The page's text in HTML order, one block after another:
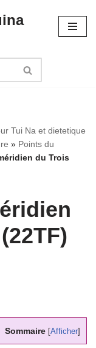
Tui Na et dietetique
» Points du
du Trois
Sommaire [Afficher]